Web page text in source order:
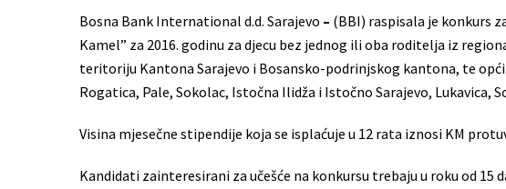
Bosna Bank International d.d. Sarajevo – (BBI) raspisala je konkurs
Kamel” za 2016. godinu za djecu bez jednog ili oba roditelja iz
teritoriju Kantona Sarajevo i Bosansko-podrinjskog kantona, te
Rogatica, Pale, Sokolac, Istočna Ilidža i Istočno Sarajevo, Lukavica,
Visina mjesečne stipendije koja se isplaćuje u 12 rata iznosi KM
Kandidati zainteresirani za učešće na konkursu trebaju u roku od 15